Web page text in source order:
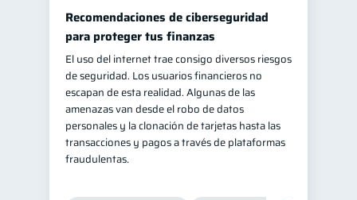
Recomendaciones de ciberseguridad
para proteger tus finanzas
El uso del internet trae consigo diversos riesgos
de seguridad. Los usuarios financieros no
escapan de esta realidad. Algunas de las
amenazas van desde el robo de datos
personales y la clonación de tarjetas hasta las
transacciones y pagos a través de plataformas
fraudulentas.